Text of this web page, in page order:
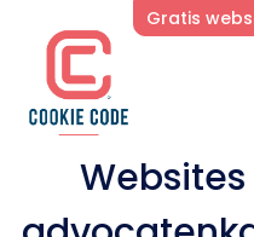
Gratis